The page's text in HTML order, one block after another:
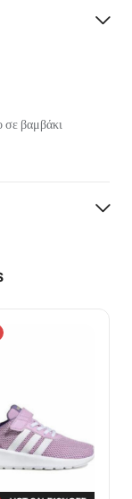
σε βαμβάκι